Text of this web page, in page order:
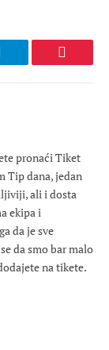
pronaći Tiket
Tip dana, jedan
ali i dosta
ekipa i
da je sve
da smo bar malo
na tikete.